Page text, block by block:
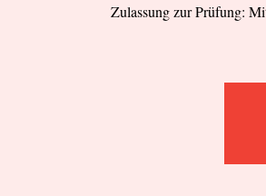
Zulassung zur Prüfung: